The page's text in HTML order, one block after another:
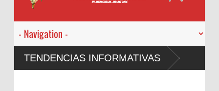
TENDENCIAS INFORMATIVAS